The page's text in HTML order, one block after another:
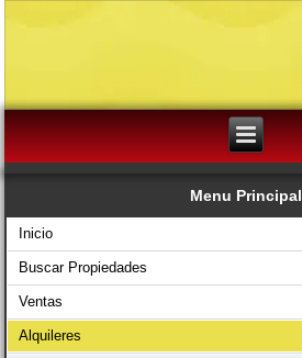
Menu Principal
Inicio
Buscar Propiedades
Ventas
Alquileres